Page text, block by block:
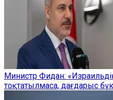
Министр Фидан:
тоқтатылмаса, дағдарыс